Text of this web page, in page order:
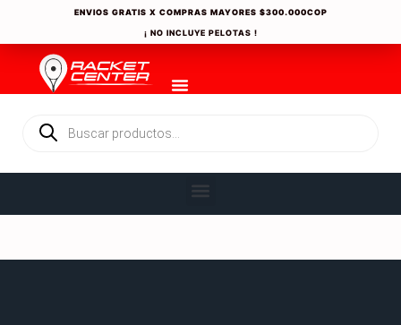
ENVIOS GRATIS X COMPRAS MAYORES $300.000COP
¡ NO INCLUYE PELOTAS !